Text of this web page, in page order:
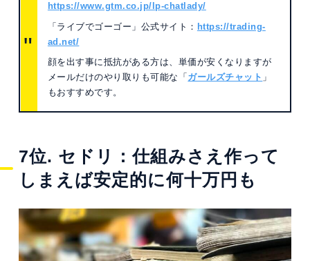
https://www.gtm.co.jp/lp-chatlady/
「ライブでゴーゴー」公式サイト： https://trading-
ad.net/
顔を出す事に抵抗がある方は、単価が安くなりますが
メールだけのやり取りも可能な「 ガールズチャット 」
もおすすめです。
7位. セドリ：仕組みさえ作って
しまえば安定的に何十万円も